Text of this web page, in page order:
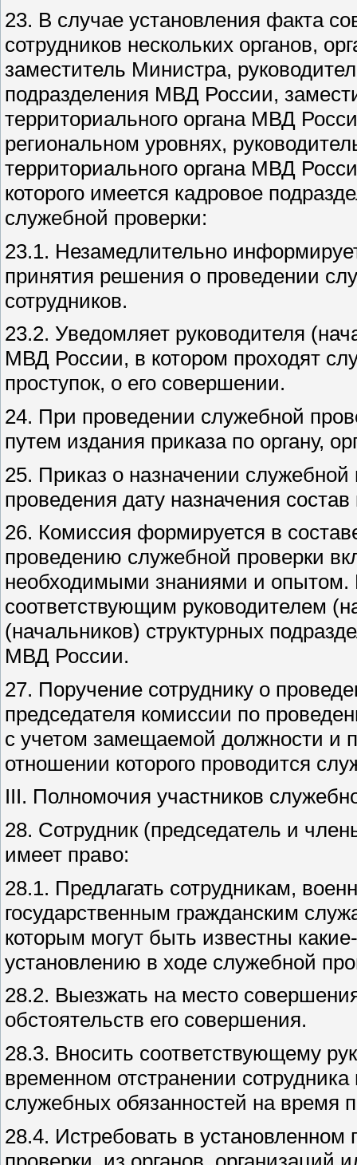
23. В случае установления факта
сотрудников нескольких органов,
заместитель Министра,
подразделения МВД России,
территориального органа МВД
региональном уровнях,
территориального органа МВД
которого имеется кадровое
служебной проверки:
23.1. Незамедлительно
принятия решения о проведении
сотрудников.
23.2. Уведомляет руководителя
МВД России, в котором проходят
проступок, о его совершении.
24. При проведении служебной
путем издания приказа по органу,
25. Приказ о назначении
проведения дату назначения
26. Комиссия формируется в
проведению служебной проверки
необходимыми знаниями и опытом.
соответствующим руководителем
(начальников) структурных
МВД России.
27. Поручение сотруднику о
председателя комиссии по
с учетом замещаемой должности и
отношении которого проводится
III. Полномочия участников
28. Сотрудник (председатель и
имеет право:
28.1. Предлагать сотрудникам,
государственным гражданским
которым могут быть известны
установлению в ходе служебной
28.2. Выезжать на место
обстоятельств его совершения.
28.3. Вносить соответствующему
временном отстранении
служебных обязанностей на время
28.4. Истребовать в